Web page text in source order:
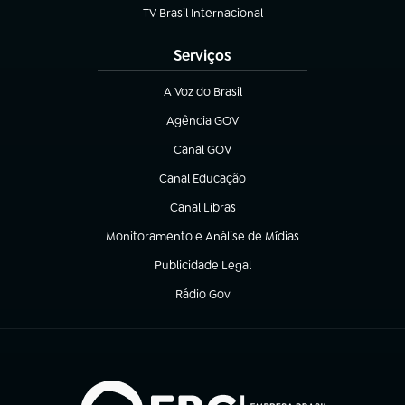
TV Brasil Internacional
(abre em nova aba)
Serviços
A Voz do Brasil
(abre em nova aba)
Agência GOV
(abre em nova aba)
Canal GOV
(abre em nova aba)
Canal Educação
(abre em nova aba)
Canal Libras
(abre em nova aba)
Monitoramento e Análise de Mídias
(abre em nova aba)
Publicidade Legal
(abre em nova aba)
Rádio Gov
(abre em nova aba)